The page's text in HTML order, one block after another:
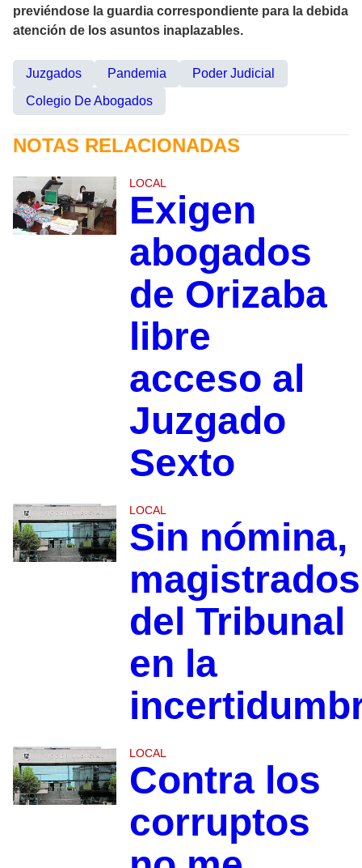
previéndose la guardia correspondiente para la debida
atención de los asuntos inaplazables.
Juzgados Pandemia
Poder Judicial
Colegio De Abogados
NOTAS RELACIONADAS
LOCAL
Exigen
abogados
de Orizaba
libre
acceso al
Juzgado
Sexto
LOCAL
Sin nómina,
magistrados
del Tribunal
en la
LOCAL
Contra los
corruptos